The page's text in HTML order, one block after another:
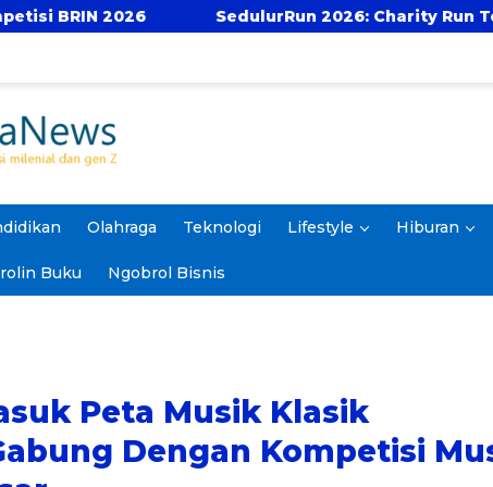
2026: Charity Run Terbesar di Jawa Timur
Olahraga Teknologi Lifestyle Hiburan
Buku Ngobrol Bisnis
Peta Musik Klasik
Dengan Kompetisi